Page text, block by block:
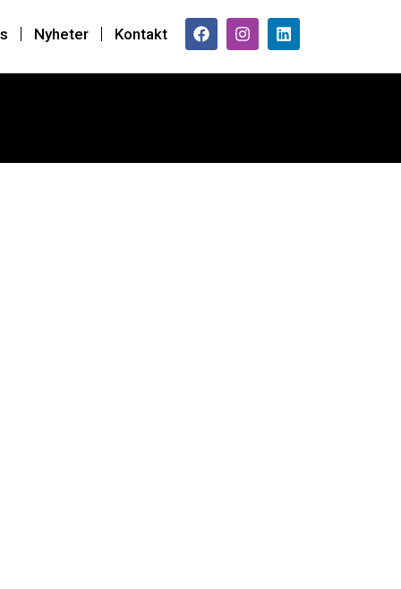
Nyheter Kontakt